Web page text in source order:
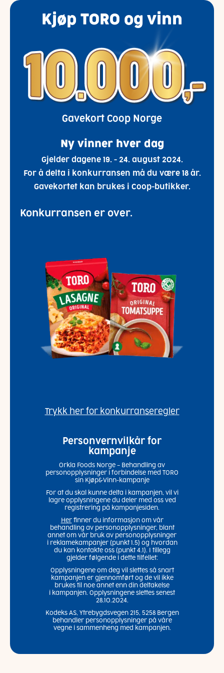
Kjøp TORO og vinn
Gavekort Coop Norge
Ny vinner hver dag
Gjelder dagene 19. - 24. august 2024.
For å delta i konkurransen må du være 18 år.
Gavekortet kan brukes i Coop-butikker.
Konkurransen er over.
Trykk her for konkurranseregler
Personvernvilkår for
kampanje
Orkla Foods Norge – Behandling av
personopplysninger i forbindelse med TORO
sin Kjøp&Vinn-kampanje
For at du skal kunne delta i kampanjen, vil vi
lagre opplysningene du deler med oss ved
registrering på kampanjesiden.
Herfinner du informasjon om vår
behandling av personopplysninger, blant
annet om vår bruk av personopplysninger
i reklamekampanjer (punkt 1.5) og hvordan
du kan kontakte oss (punkt 4.1). I tillegg
gjelder følgende i dette tilfellet:
Opplysningene om deg vil slettes så snart
kampanjen er gjennomført og de vil ikke
brukes til noe annet enn din deltakelse
i kampanjen. Opplysningene slettes senest
28.10.2024.
Kodeks AS, Ytrebygdsvegen 215, 5258 Bergen
behandler personopplysninger på våre
vegne i sammenheng med kampanjen.